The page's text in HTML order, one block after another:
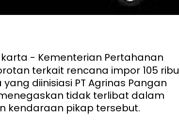
- Kementerian Pertahanan
terkait rencana impor 105 ribu
diinisiasi PT Agrinas Pangan
tidak terlibat dalam
kendaraan pikap tersebut.